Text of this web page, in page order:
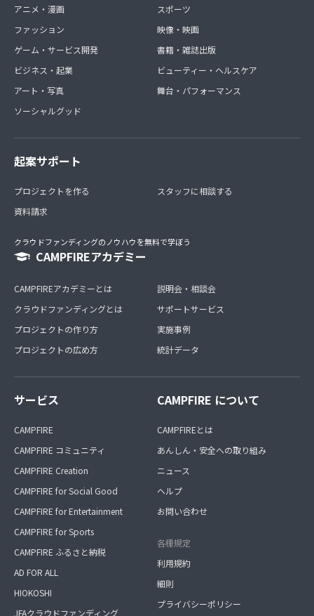
アニメ・漫画
ファッション
ゲーム・サービス開発
ビジネス・起業
アート・写真
ソーシャルグッド
スポーツ
映像・映画
書籍・雑誌出版
ビューティー・ヘルスケア
舞台・パフォーマンス
起案サポート
プロジェクトを作る
資料請求
スタッフに相談する
クラウドファンディングのノウハウを無料で学ぼう
CAMPFIREアカデミー
CAMPFIREアカデミーとは
クラウドファンディングとは
プロジェクトの作り方
プロジェクトの広め方
説明会・相談会
サポートサービス
実施事例
統計データ
サービス
CAMPFIRE
CAMPFIRE コミュニティ
CAMPFIRE Creation
CAMPFIRE for Social Good
CAMPFIRE for Entertainment
CAMPFIRE for Sports
CAMPFIRE ふるさと納税
AD FOR ALL
HIOKOSHI
JFAクラウドファンディング
CAMPFIRE について
CAMPFIREとは
あんしん・安全への取り組み
ニュース
ヘルプ
お問い合わせ
各種規定
利用規約
細則
プライバシーポリシー